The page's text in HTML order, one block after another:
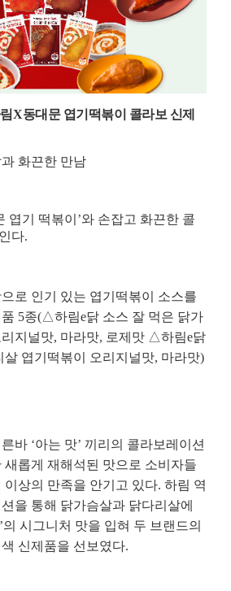
X동대문 엽기떡볶이 콜라보 신제
화끈한 만남
엽기 떡볶이 ’와 손잡고 화끈한 콜
다.
로 인기 있는 엽기떡볶이 소스를
5종(△하림e닭 소스 잘 먹은 닭가
지널맛, 마라맛, 로제맛 △하림e닭
살 엽기떡볶이 오리지널맛, 마라맛)
바 ‘아는 맛’ 끼리의 콜라보레이션
새롭게 재해석된 맛으로 소비자들
이상의 만족을 안기고 있다. 하림 역
을 통해 닭가슴살과 닭다리살에
’의 시그니처 맛을 입혀 두 브랜드의
신제품을 선보였다.